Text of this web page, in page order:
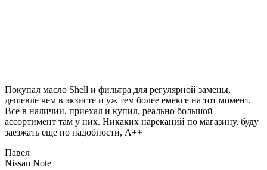
Покупал масло Shell и фильтра для регулярной замены,
дешевле чем в экзисте и уж тем более емексе на тот момент.
Все в наличии, приехал и купил, реально большой
ассортимент там у них. Никаких нареканий по магазину, буду
заезжать еще по надобности, A++
Павел
Nissan Note